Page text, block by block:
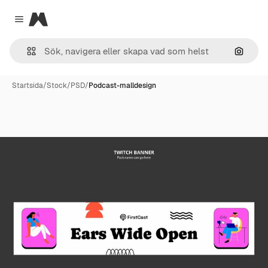
Close menu
Magnific
Sök
Startsida/Stock/PSD/Podcast-malldesign